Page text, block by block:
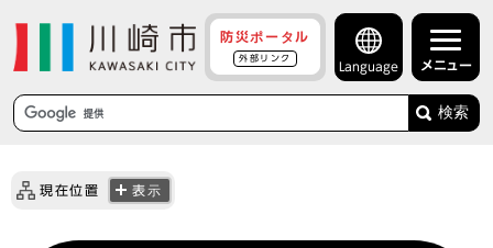
防災ポータル
外部リンク
Language メニュー
検索
現在位置 表示